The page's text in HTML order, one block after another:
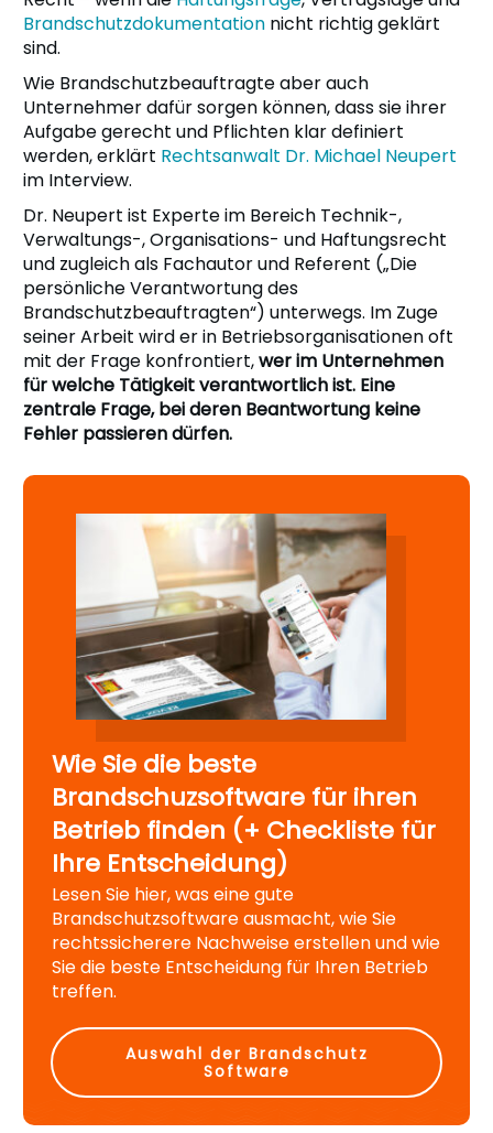
Brandschutzdokumentation nicht richtig geklärt
sind.
Wie Brandschutzbeauftragte aber auch
Unternehmer dafür sorgen können, dass sie ihrer
Aufgabe gerecht und Pflichten klar definiert
werden, erklärt Rechtsanwalt Dr. Michael Neupert
im Interview.
Dr. Neupert ist Experte im Bereich Technik-,
Verwaltungs-, Organisations- und Haftungsrecht
und zugleich als Fachautor und Referent („Die
persönliche Verantwortung des
Brandschutzbeauftragten“) unterwegs. Im Zuge
seiner Arbeit wird er in Betriebsorganisationen oft
mit der Frage konfrontiert,wer im Unternehmen
für welche Tätigkeit verantwortlich ist. Eine
zentrale Frage, bei deren Beantwortung keine
Fehler passieren dürfen.
Wie Sie die beste
Brandschuzsoftware für ihren
Betrieb finden (+ Checkliste für
Ihre Entscheidung)
Lesen Sie hier, was eine gute
Brandschutzsoftware ausmacht, wie Sie
rechtssicherere Nachweise erstellen und wie
Sie die beste Entscheidung für Ihren Betrieb
treffen.
Auswahl der Brandschutz
Software